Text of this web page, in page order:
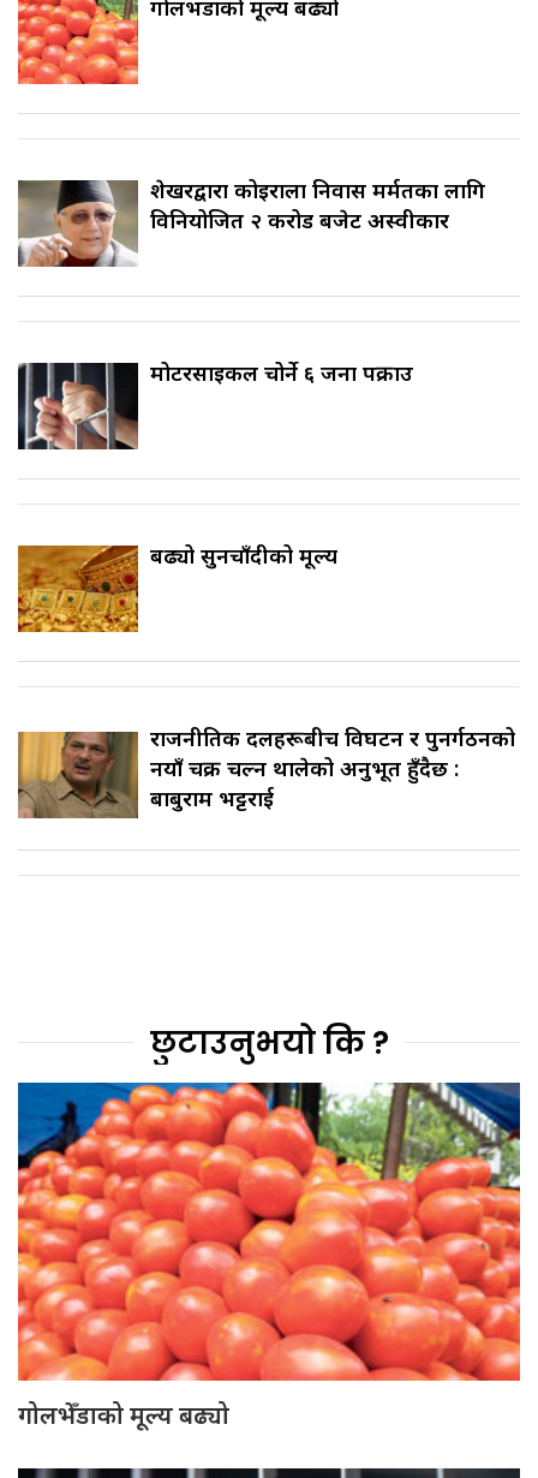
गोलभेँडाको मूल्य बढ्यो
शेखरद्वारा कोइराला निवास मर्मतका लागि
विनियोजित २ करोड बजेट अस्वीकार
मोटरसाइकल चोर्ने ६ जना पक्राउ
बढ्यो सुनचाँदीको मूल्य
राजनीतिक दलहरूबीच विघटन र पुनर्गठनको
नयाँ चक्र चल्न थालेको अनुभूत हुँदैछ :
बाबुराम भट्टराई
छुटाउनुभयो कि ?
गोलभेँडाको मूल्य बढ्यो